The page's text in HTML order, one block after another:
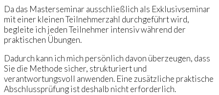
Da das Masterseminar ausschließlich als Exklusivseminar
mit einer kleinen Teilnehmerzahl durchgeführt wird,
begleite ich jeden Teilnehmer intensiv während der
praktischen Übungen.
Dadurch kann ich mich persönlich davon überzeugen, dass
Sie die Methode sicher, strukturiert und
verantwortungsvoll anwenden. Eine zusätzliche praktische
Abschlussprüfung ist deshalb nicht erforderlich.